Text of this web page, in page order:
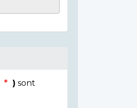
) sont